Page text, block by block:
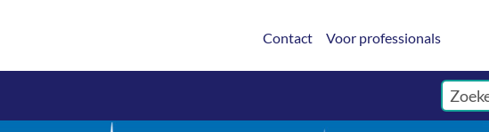
Contact Voor professionals